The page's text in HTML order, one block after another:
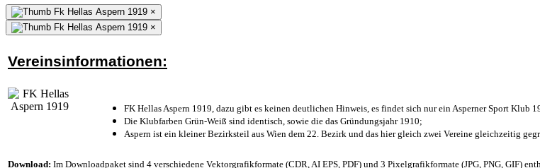
×
×
Vereinsinformationen:
FK Hellas Aspern 1919, dazu gibt es keinen deutlichen Hinweis, es findet sich nur ein Asperner Sport Klub
Die Klubfarben Grün-Weiß sind identisch, sowie die das Gründungsjahr 1910;
Aspern ist ein kleiner Bezirksteil aus Wien dem 22. Bezirk und das hier gleich zwei Vereine gleichzeitig
Download: Im Downloadpaket sind 4 verschiedene Vektorgrafikformate (CDR, AI EPS, PDF) und 3 Pixelgrafikformate (JPG, PNG, GIF)